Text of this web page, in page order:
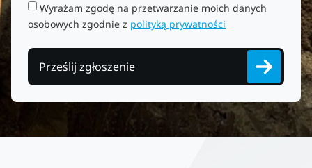
Wyrażam zgodę na przetwarzanie moich danych
osobowych zgodnie z polityką prywatności
Prześlij zgłoszenie